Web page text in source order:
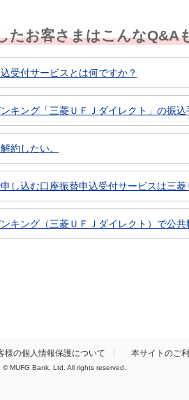
たお客さまはこんなQ&A
受付サービスとは何ですか？
キング「三菱ＵＦＪダイレクト」の振込
約したい。
し込む口座振替申込受付サービスは三菱
キング（三菱ＵＦＪダイレクト）で公共
様の個人情報保護について 本サイトのご
© MUFG Bank, Ltd. All rights reserved.